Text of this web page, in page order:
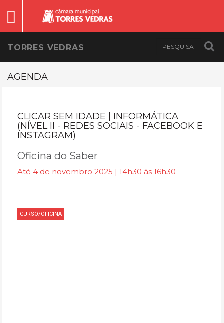
TORRES VEDRAS
AGENDA
CLICAR SEM IDADE | INFORMÁTICA
(NÍVEL II - REDES SOCIAIS - FACEBOOK E
INSTAGRAM)
Oficina do Saber
Até 4 de novembro 2025 | 14h30 às 16h30
CURSO/OFICINA